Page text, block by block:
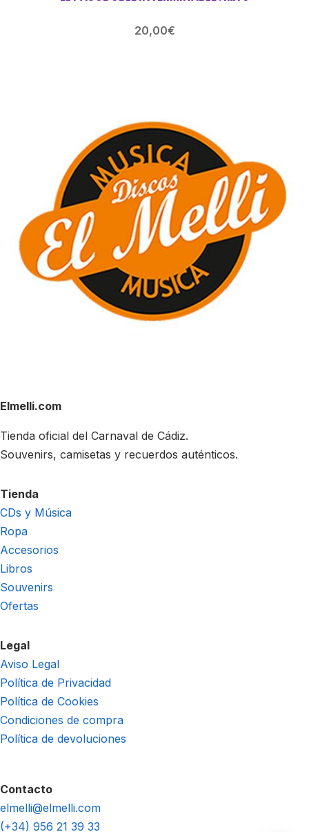
20,00€
Elmelli.com
Tienda oficial del Carnaval de Cádiz.
Souvenirs, camisetas y recuerdos auténticos.
Tienda
CDs y Música
Ropa
Accesorios
Libros
Souvenirs
Ofertas
Legal
Aviso Legal
Política de Privacidad
Política de Cookies
Condiciones de compra
Política de devoluciones
Contacto
elmelli@elmelli.com
(+34) 956 21 39 33